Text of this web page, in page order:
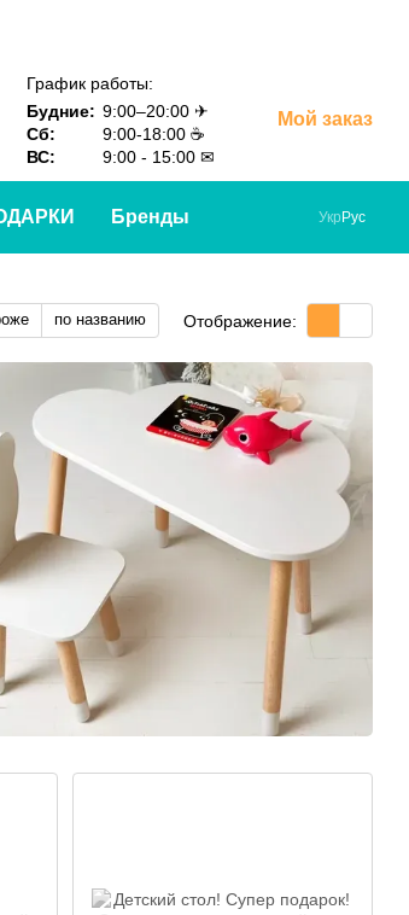
График работы:
Будние: 9:00–20:00 ✈
Сб:
9:00-18:00 ☕
ВС:
9:00 - 15:00 ✉
Мой заказ
Бренды Укр Рус
по названию Отображение: